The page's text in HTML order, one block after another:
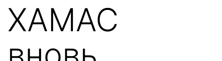
ХАМАС